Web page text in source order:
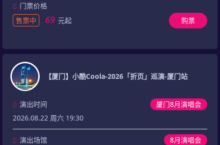
门票价格
售票中
69 元起 购票
【厦门】小酷Coola-2026「折页」巡演-厦门站
厦门8月演唱会
演出时间
2026.08.22 周六 19:30
8月演唱会
演出场馆